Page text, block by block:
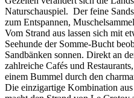
Naturschauspiel. Der feine
zum Entspannen,
Vom Strand aus lassen sich mit
Seehunde der Somme-Bucht
Sandbänken sonnen. Direkt an
zahlreiche Cafés und
einem Bummel durch den
Die einzigartige Kombination